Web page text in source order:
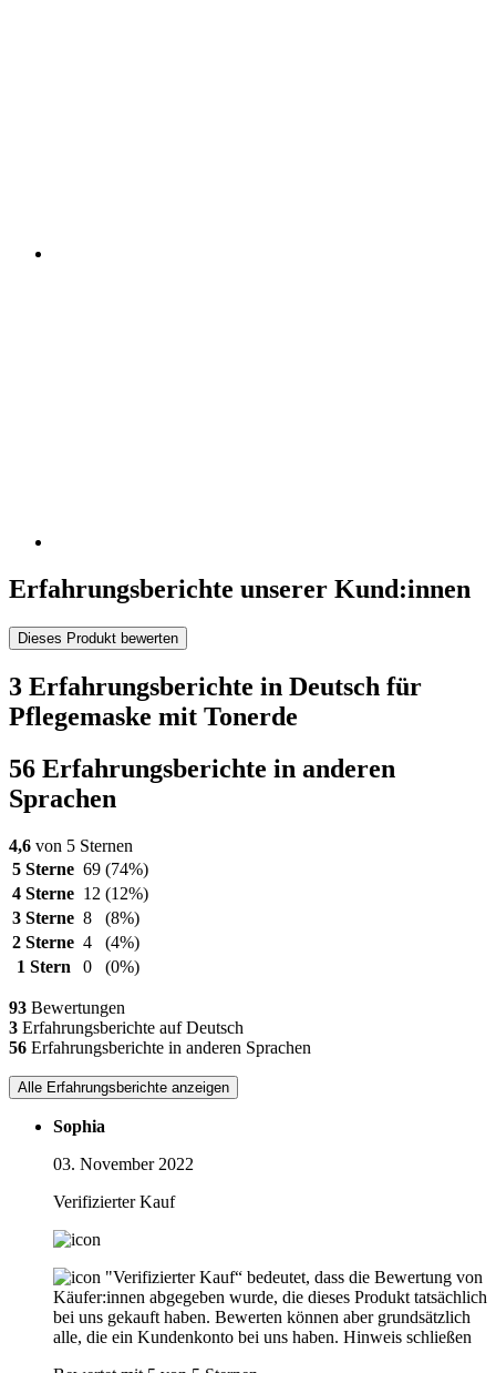
Erfahrungsberichte unserer Kund:innen
Dieses Produkt bewerten
3 Erfahrungsberichte in Deutsch für
Pflegemaske mit Tonerde
56 Erfahrungsberichte in anderen
Sprachen
4,6 von 5 Sternen
5 Sterne 69 (74%)
4 Sterne 12 (12%)
3 Sterne 8
(8%)
2 Sterne 4
(4%)
1 Stern
0 (0%)
93 Bewertungen
3 Erfahrungsberichte auf Deutsch
56 Erfahrungsberichte in anderen Sprachen
Alle Erfahrungsberichte anzeigen
Sophia
03. November 2022
Verifizierter Kauf
"Verifizierter Kauf“ bedeutet, dass die Bewertung von
Käufer:innen abgegeben wurde, die dieses Produkt tatsächlich
bei uns gekauft haben. Bewerten können aber grundsätzlich
alle, die ein Kundenkonto bei uns haben. Hinweis schließen